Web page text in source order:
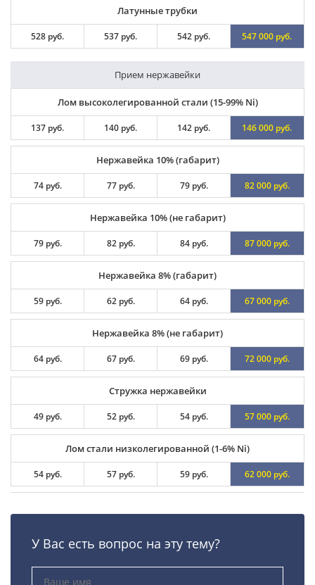
Латунные трубки
528 руб. 537 руб. 542 руб. 547 000 руб.
Прием нержавейки
Лом высоколегированной стали (15-99% Ni)
137 руб. 140 руб. 142 руб. 146 000 руб.
Нержавейка 10% (габарит)
74 руб. 77 руб. 79 руб. 82 000 руб.
Нержавейка 10% (не габарит)
79 руб. 82 руб. 84 руб. 87 000 руб.
Нержавейка 8% (габарит)
59 руб. 62 руб. 64 руб. 67 000 руб.
Нержавейка 8% (не габарит)
64 руб. 67 руб. 69 руб. 72 000 руб.
Стружка нержавейки
49 руб. 52 руб. 54 руб. 57 000 руб.
Лом стали низколегированной (1-6% Ni)
54 руб. 57 руб. 59 руб. 62 000 руб.
У Вас есть вопрос на эту тему?